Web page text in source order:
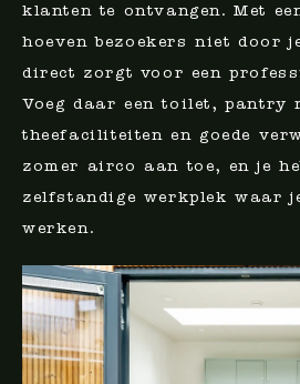
klanten te ontvangen. Met
hoeven bezoekers niet door
direct zorgt voor een
Voeg daar een toilet, pantry
thee­faciliteiten en goede
zomer airco aan toe, en je
zelfstandige werkplek waar
werken.